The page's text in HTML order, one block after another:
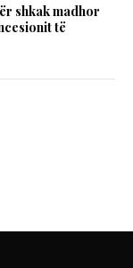
shkak madhor
të